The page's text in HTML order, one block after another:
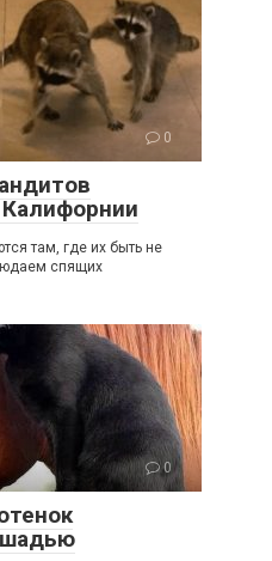
0
Калифорнии
там, где их быть не
спящих
0